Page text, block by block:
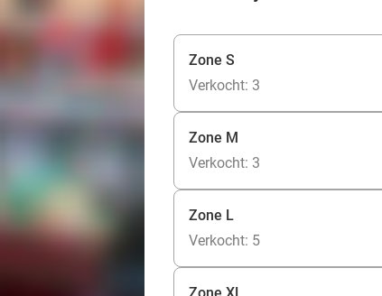
Zone S
Verkocht: 3
Zone M
Verkocht: 3
Zone L
Verkocht: 5